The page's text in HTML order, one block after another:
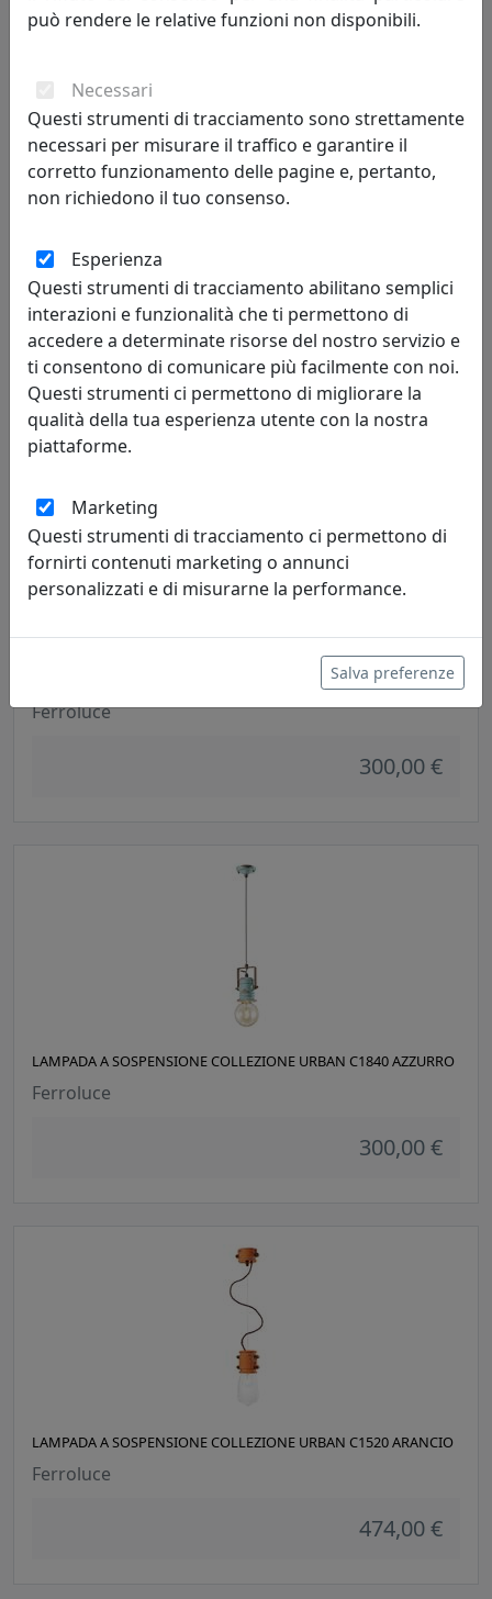
LAMPADA A SOSPENSIONE COLLEZIONE URBAN C1840 TORTORA
Ferroluce
300,00 €
LAMPADA A SOSPENSIONE COLLEZIONE URBAN C1840 NERO
Ferroluce
300,00 €
LAMPADA A SOSPENSIONE COLLEZIONE URBAN C1840 AZZURRO
Ferroluce
300,00 €
LAMPADA A SOSPENSIONE COLLEZIONE URBAN C1520 ARANCIO
Ferroluce
474,00 €
può rendere le relative funzioni non disponibili.
Necessari
Questi strumenti di tracciamento sono strettamente
necessari per misurare il traffico e garantire il
corretto funzionamento delle pagine e, pertanto,
non richiedono il tuo consenso.
Esperienza
Questi strumenti di tracciamento abilitano semplici
interazioni e funzionalità che ti permettono di
accedere a determinate risorse del nostro servizio e
ti consentono di comunicare più facilmente con noi.
Questi strumenti ci permettono di migliorare la
qualità della tua esperienza utente con la nostra
piattaforme.
Marketing
Questi strumenti di tracciamento ci permettono di
fornirti contenuti marketing o annunci
personalizzati e di misurarne la performance.
Salva preferenze